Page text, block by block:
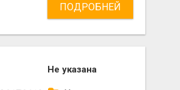
ПОДРОБНЕЙ
Не указана